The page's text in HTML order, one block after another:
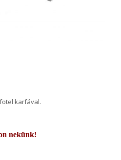
karfával.
nekünk!